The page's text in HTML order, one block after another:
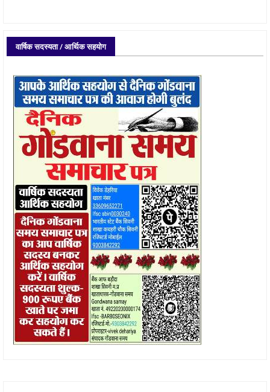
वार्षिक सदस्यता / आर्थिक सहयोग